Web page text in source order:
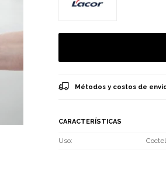
Métodos y costos de
CARACTERÍSTICAS
Uso